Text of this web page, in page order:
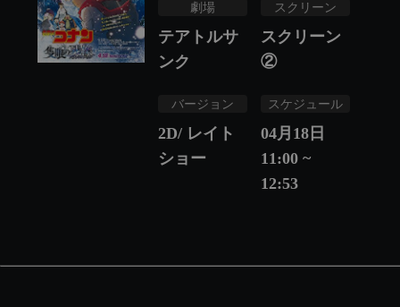
劇場
テアトルサ
ンク
スクリーン
スクリーン
②
バージョン
2D/ レイト
ショー
スケジュール
04月18日
11:00 ~
12:53